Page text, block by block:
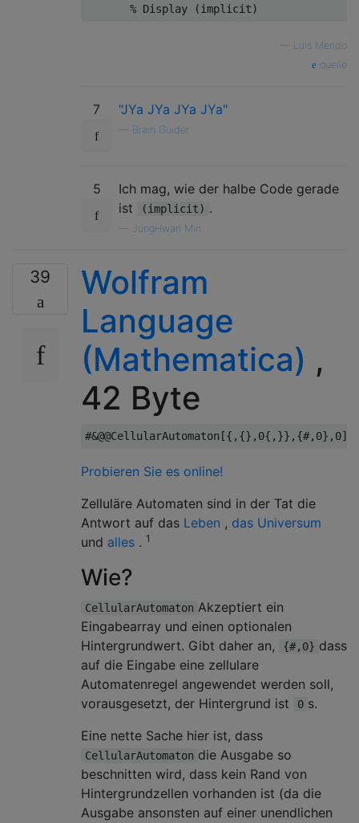
Luis Mendo
quelle
7 "JYa JYa JYa JYa"
Brain Guider
5
Ich mag, wie der halbe Code gerade
ist
(implicit) .
JungHwan Min
39
Wolfram
Language
(Mathematica) ,
42 Byte
Probieren Sie es online!
Zelluläre Automaten sind in der Tat die
Antwort auf das Leben , das Universum
und alles . 1
Wie?
CellularAutomaton Akzeptiert ein
Eingabearray und einen optionalen
Hintergrundwert. Gibt daher an,
{#,0} dass
auf die Eingabe eine zellulare
Automatenregel angewendet werden soll,
vorausgesetzt, der Hintergrund ist
0 s.
Eine nette Sache hier ist, dass
CellularAutomaton die Ausgabe so
beschnitten wird, dass kein Rand von
Hintergrundzellen vorhanden ist (da die
Ausgabe ansonsten auf einer unendlichen